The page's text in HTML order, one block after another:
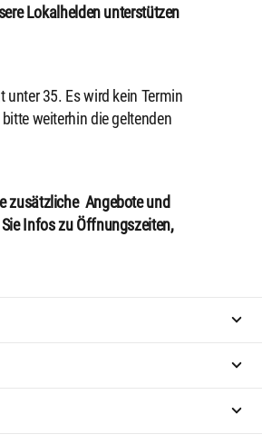
Lokalhelden unterstützen
unter 35. Es wird kein Termin
weiterhin die geltenden
zusätzliche Angebote und
Infos zu Öffnungszeiten,